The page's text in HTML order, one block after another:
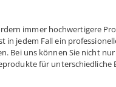
immer hochwertigere
in jedem Fall ein
Bei uns können Sie nicht
für unterschiedliche